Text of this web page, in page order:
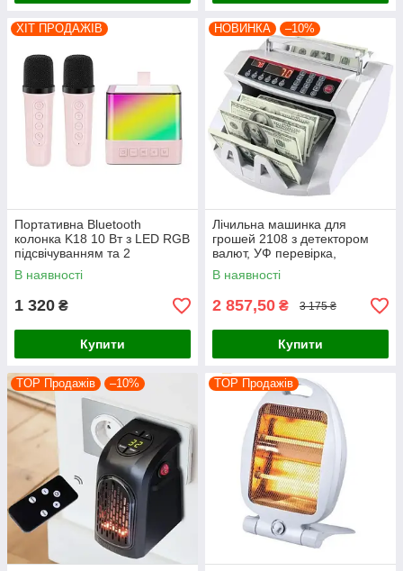
ХІТ ПРОДАЖІВ
Портативна Bluetooth
колонка K18 10 Вт з LED RGB
підсвічуванням та 2
бездротовими мікрофонами
для караоке
В наявності
1 320 ₴
Купити
НОВИНКА –10%
Лічильна машинка для
грошей 2108 з детектором
валют, УФ перевірка,
виносний дисплей
В наявності
2 857,50 ₴ 3 175 ₴
Купити
TOP Продажів –10% TOP Продажів